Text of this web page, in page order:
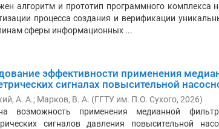
алгоритм и прототип программного комплекса
процесса создания и верификации
сферы информационных ...
эффективности применения
сигналах повысительной
А. А.; Марков, В. А. (ГГТУ им. П.О. Сухого, 2026)
возможность применения медианной
сигналов давления повысительной